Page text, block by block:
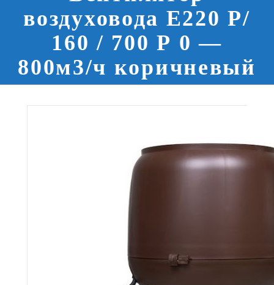
воздуховода E220 Р/
160 / 700 Р 0 —
800м3/ч коричневый